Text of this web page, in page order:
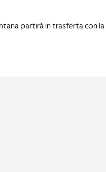
partirà in trasferta con la